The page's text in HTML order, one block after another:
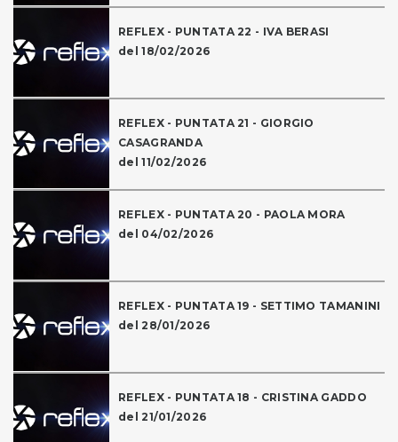
REFLEX - PUNTATA 22 - IVA BERASI
del 18/02/2026
REFLEX - PUNTATA 21 - GIORGIO
CASAGRANDA
del 11/02/2026
REFLEX - PUNTATA 20 - PAOLA MORA
del 04/02/2026
REFLEX - PUNTATA 19 - SETTIMO TAMANINI
del 28/01/2026
REFLEX - PUNTATA 18 - CRISTINA GADDO
del 21/01/2026